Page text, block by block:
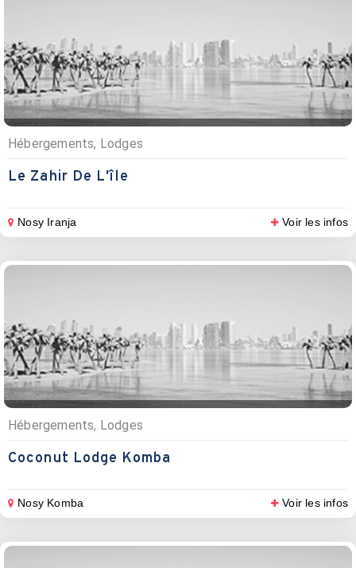
Hébergements, Lodges
Le Zahir De L'île
Nosy Iranja Voir les infos
Hébergements, Lodges
Coconut Lodge Komba
Nosy Komba Voir les infos